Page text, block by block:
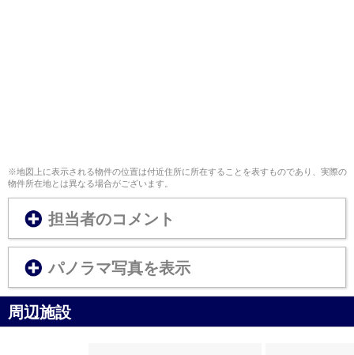
※地図上に表示される物件の位置は付近住所に所在することを表すものであり、実際の
物件所在地とは異なる場合がございます。
担当者のコメント
パノラマ写真を表示
周辺施設